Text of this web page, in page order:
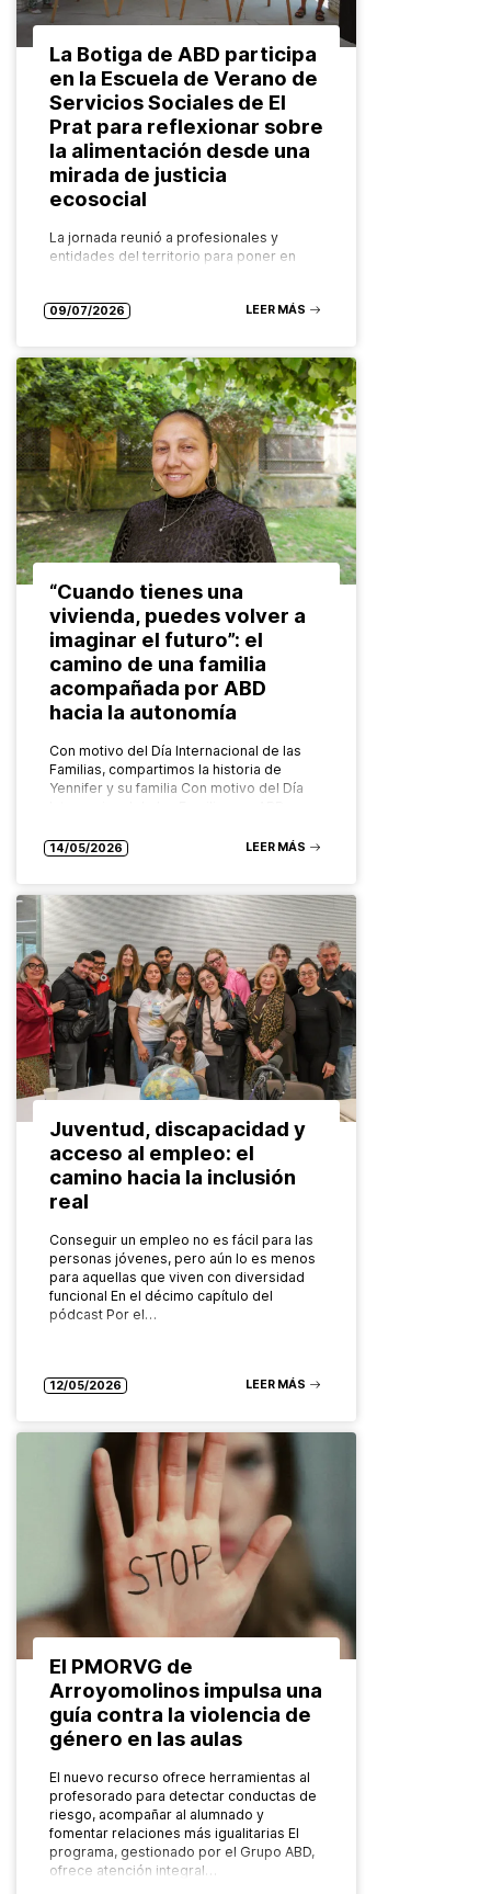
La Botiga de ABD participa
en la Escuela de Verano de
Servicios Sociales de El
Prat para reflexionar sobre
la alimentación desde una
mirada de justicia
ecosocial
La jornada reunió a profesionales y
entidades del territorio para poner en
saludable, sostenible y accesible para
09/07/2026 LEER MÁS
“Cuando tienes una
vivienda, puedes volver a
imaginar el futuro”: el
camino de una familia
acompañada por ABD
hacia la autonomía
Con motivo del Día Internacional de las
Familias, compartimos la historia de
Yennifer y su familia Con motivo del Día
14/05/2026 LEER MÁS
Juventud, discapacidad y
acceso al empleo: el
camino hacia la inclusión
real
Conseguir un empleo no es fácil para las
personas jóvenes, pero aún lo es menos
para aquellas que viven con diversidad
funcional En el décimo capítulo del
pódcast Por el…
12/05/2026 LEER MÁS
El PMORVG de
Arroyomolinos impulsa una
guía contra la violencia de
género en las aulas
El nuevo recurso ofrece herramientas al
profesorado para detectar conductas de
riesgo, acompañar al alumnado y
fomentar relaciones más igualitarias El
programa, gestionado por el Grupo ABD,
ofrece atención integral…